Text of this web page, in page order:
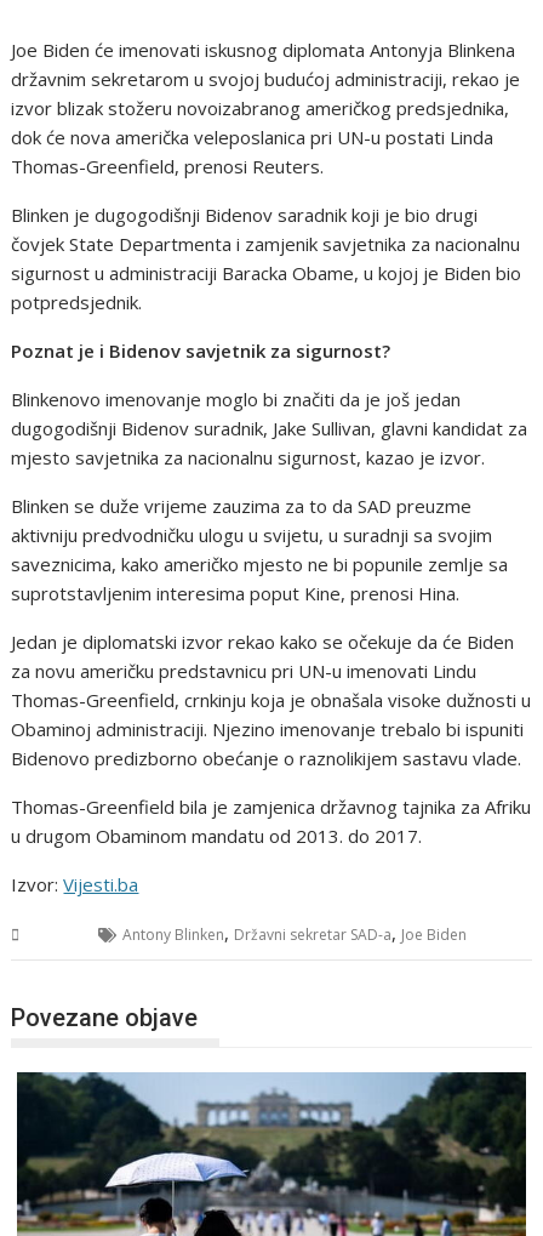
Joe Biden će imenovati iskusnog diplomata Antonyja Blinkena
državnim sekretarom u svojoj budućoj administraciji, rekao je
izvor blizak stožeru novoizabranog američkog predsjednika,
dok će nova američka veleposlanica pri UN-u postati Linda
Thomas-Greenfield, prenosi Reuters.
Blinken je dugogodišnji Bidenov saradnik koji je bio drugi
čovjek State Departmenta i zamjenik savjetnika za nacionalnu
sigurnost u administraciji Baracka Obame, u kojoj je Biden bio
potpredsjednik.
Poznat je i Bidenov savjetnik za sigurnost?
Blinkenovo imenovanje moglo bi značiti da je još jedan
dugogodišnji Bidenov suradnik, Jake Sullivan, glavni kandidat za
mjesto savjetnika za nacionalnu sigurnost, kazao je izvor.
Blinken se duže vrijeme zauzima za to da SAD preuzme
aktivniju predvodničku ulogu u svijetu, u suradnji sa svojim
saveznicima, kako američko mjesto ne bi popunile zemlje sa
suprotstavljenim interesima poput Kine, prenosi Hina.
Jedan je diplomatski izvor rekao kako se očekuje da će Biden
za novu američku predstavnicu pri UN-u imenovati Lindu
Thomas-Greenfield, crnkinju koja je obnašala visoke dužnosti u
Obaminoj administraciji. Njezino imenovanje trebalo bi ispuniti
Bidenovo predizborno obećanje o raznolikijem sastavu vlade.
Thomas-Greenfield bila je zamjenica državnog tajnika za Afriku
u drugom Obaminom mandatu od 2013. do 2017.
Izvor:Vijesti.ba
Antony Blinken, Državni sekretar SAD-a, Joe Biden
Povezane objave